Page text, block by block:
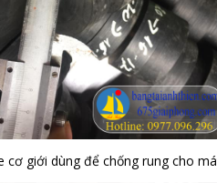
cơ giới dùng để chống rung cho